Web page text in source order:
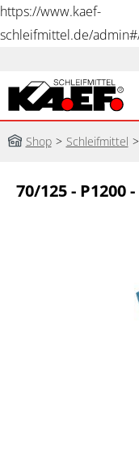
https://www.kaef-
schleifmittel.de/
Shop > Schleifmittel >
70/125 -